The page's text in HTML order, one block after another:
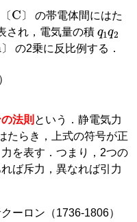
〔 〕
C 〕
の帯電体間にはた
され，電気量の積
q1q2
〕 の2乗に反比例する．
法則 という．静電気力
たらき，上式の符号が正
を表す．つまり，2つの
ば斥力，異なれば引力
ーロン（1736-1806）